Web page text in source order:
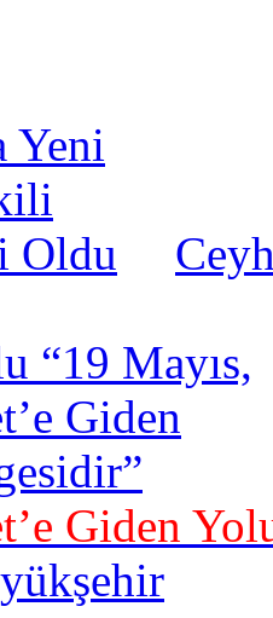
Giden